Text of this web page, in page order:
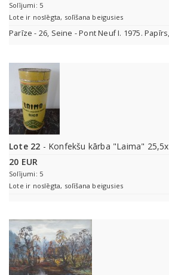
Solījumi: 5
Lote ir noslēgta, solīšana beigusies
Parīze - 26, Seine - Pont Neuf I. 1975.
Lote 22 - Konfekšu kārba "Laima"
20 EUR
Solījumi: 5
Lote ir noslēgta, solīšana beigusies